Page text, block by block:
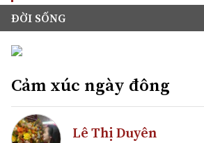
ĐỜI SỐNG
Cảm xúc ngày đông
Lê Thị Duyên